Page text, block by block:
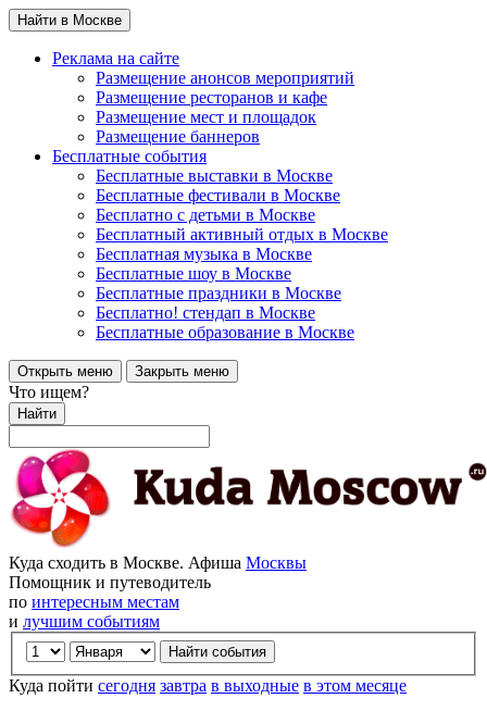
Найти в Москве
Реклама на сайте
Размещение анонсов мероприятий
Размещение ресторанов и кафе
Размещение мест и площадок
Размещение баннеров
Бесплатные события
Бесплатные выставки в Москве
Бесплатные фестивали в Москве
Бесплатно с детьми в Москве
Бесплатный активный отдых в Москве
Бесплатная музыка в Москве
Бесплатные шоу в Москве
Бесплатные праздники в Москве
Бесплатно! стендап в Москве
Бесплатные образование в Москве
Открыть меню Закрыть меню
Что ищем?
Найти
Куда сходить в Москве. Афиша Москвы
Помощник и путеводитель
по интересным местам
и лучшим событиям
Куда пойти сегодня завтра в выходные в этом месяце